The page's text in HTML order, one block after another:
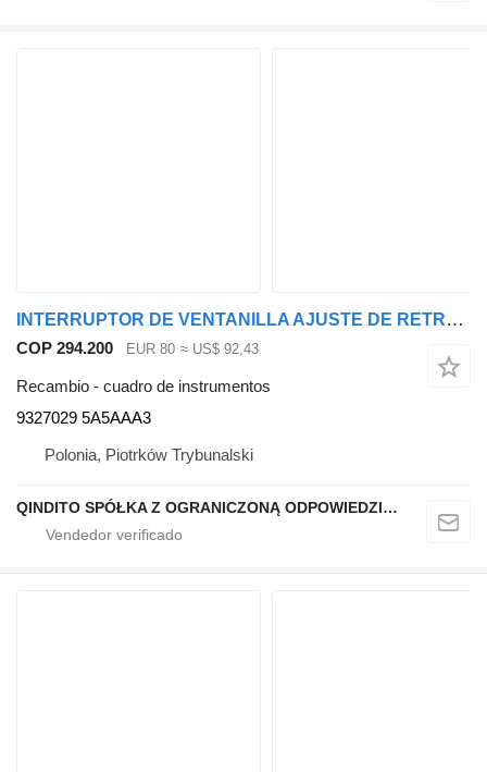
INTERRUPTOR DE VENTANILLA AJUSTE DE RETROVISORES PANEL DELANTERO IZQUIERDO 9327029 5A5AAA3 cuadro de instrumentos para BMW X5 G05 coche
COP 294.200 EUR 80 ≈ US$ 92,43
Recambio - cuadro de instrumentos
9327029 5A5AAA3
Polonia, Piotrków Trybunalski
QINDITO SPÓŁKA Z OGRANICZONĄ ODPOWIEDZIALNOŚCIĄ